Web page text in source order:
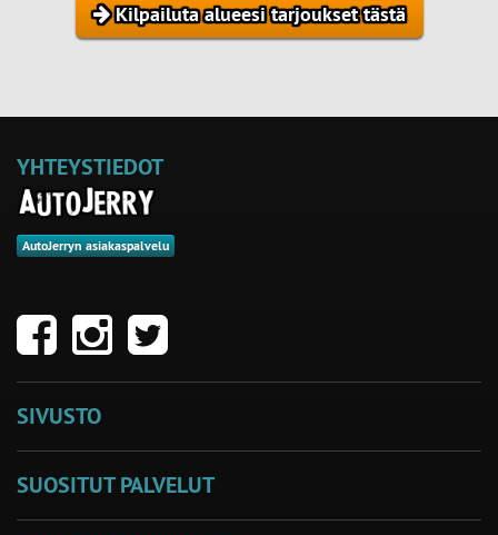
Kilpailuta alueesi tarjoukset tästä
YHTEYSTIEDOT
AutoJerryn asiakaspalvelu
SIVUSTO
SUOSITUT PALVELUT